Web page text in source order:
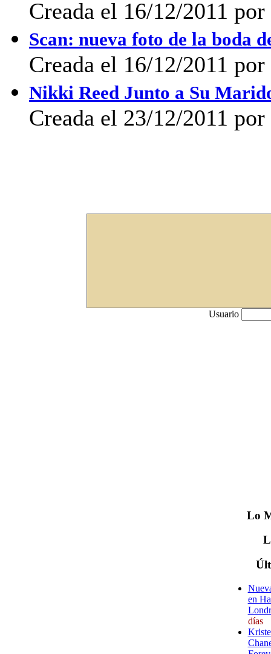
Creada el 16/12/2011
Scan: nueva foto de la boda
Creada el 16/12/2011
Nikki Reed Junto a Su
Creada el 23/12/2011
Usuario
Lo
en
días